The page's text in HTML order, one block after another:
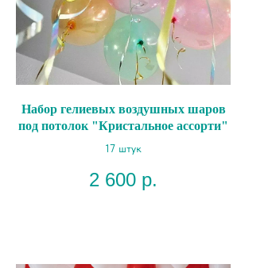
Набор гелиевых воздушных шаров
под потолок "Кристальное ассорти"
17 штук
2 600 р.